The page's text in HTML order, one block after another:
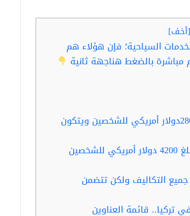
[أخف]
السياحية؛ فإن هؤلاء هم
بالضغط هناجهة ثانية
سعر رحلة شهر عسل لتركيا لمدة 11 يوم تبلغ 2800دولار أمريكي للشخصين ويتكون
سعر رحلة شهر العسل في تركيا لمدة 16 يوم تبلغ 4200 دولار أمريكي للشخصين
التكاليف ولكن تتضمن
قائمة العناوين